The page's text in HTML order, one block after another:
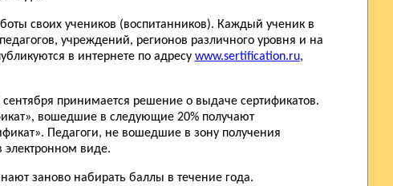
своих учеников (воспитанников). Каждый ученик в
учреждений, регионов различного уровня и на
в интернете по адресу www.sertification.ru,
принимается решение о выдаче сертификатов.
вошедшие в следующие 20% получают
Педагоги, не вошедшие в зону получения
электронном виде.
заново набирать баллы в течение года.